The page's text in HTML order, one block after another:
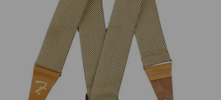
medios 0 en modal